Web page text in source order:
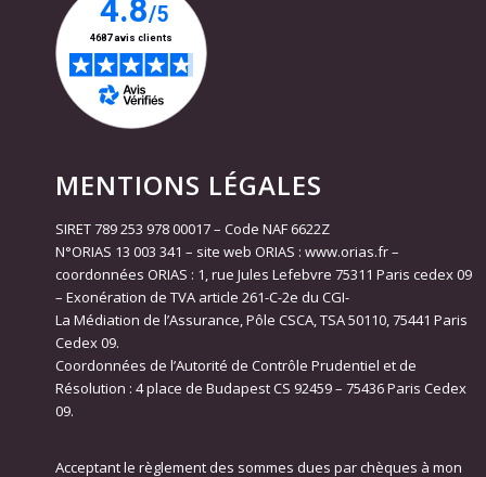
MENTIONS LÉGALES
SIRET 789 253 978 00017 – Code NAF 6622Z
N°ORIAS 13 003 341 – site web ORIAS : www.orias.fr –
coordonnées ORIAS : 1, rue Jules Lefebvre 75311 Paris cedex 09
– Exonération de TVA article 261-C-2e du CGI-
La Médiation de l’Assurance, Pôle CSCA, TSA 50110, 75441 Paris
Cedex 09.
Coordonnées de l’Autorité de Contrôle Prudentiel et de
Résolution : 4 place de Budapest CS 92459 – 75436 Paris Cedex
09.
Acceptant le règlement des sommes dues par chèques à mon